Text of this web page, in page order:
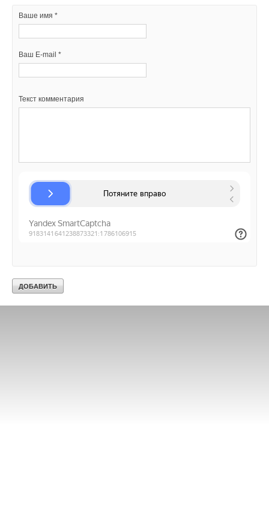
Ваше имя *
Ваш E-mail *
Текст комментария
Текст комментария